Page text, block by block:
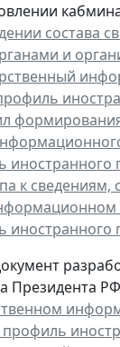
состава
и
к
Президента